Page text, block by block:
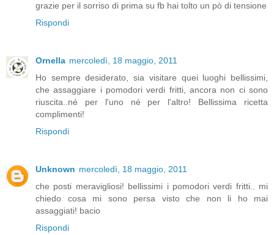
grazie per il sorriso di prima su fb hai tolto un pò di tensione
Rispondi
Ornella mercoledì, 18 maggio, 2011
Ho sempre desiderato, sia visitare quei luoghi bellissimi,
che assaggiare i pomodori verdi fritti, ancora non ci sono
riuscita..né per l'uno né per l'altro! Bellissima ricetta
complimenti!
Rispondi
Unknown mercoledì, 18 maggio, 2011
che posti meravigliosi! bellissimi i pomodori verdi fritti.. mi
chiedo cosa mi sono persa visto che non li ho mai
assaggiati! bacio
Rispondi